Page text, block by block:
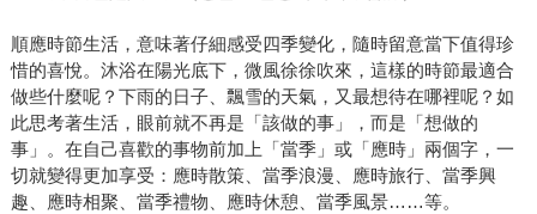
順應時節生活，意味著仔細感受四季變化，隨時留意當下值得珍
惜的喜悅。沐浴在陽光底下，微風徐徐吹來，這樣的時節最適合
做些什麼呢？下雨的日子、飄雪的天氣，又最想待在哪裡呢？如
此思考著生活，眼前就不再是「該做的事」，而是「想做的
事」。在自己喜歡的事物前加上「當季」或「應時」兩個字，一
切就變得更加享受：應時散策、當季浪漫、應時旅行、當季興
趣、應時相聚、當季禮物、應時休憩、當季風景……等。